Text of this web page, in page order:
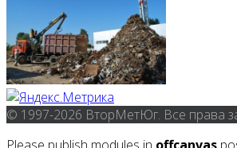
© 1997-2026 ВторМетЮг. Все права